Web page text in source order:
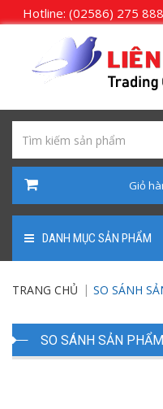
Hotline: (02586) 275 888
Giỏ
DANH MỤC SẢN PHẨM
TRANG CHỦ SO SÁNH
SO SÁNH SẢN PHẨM